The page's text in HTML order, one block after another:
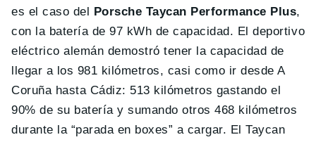
es el caso del Porsche Taycan Performance Plus,
con la batería de 97 kWh de capacidad. El deportivo
eléctrico alemán demostró tener la capacidad de
llegar a los 981 kilómetros, casi como ir desde A
Coruña hasta Cádiz: 513 kilómetros gastando el
90% de su batería y sumando otros 468 kilómetros
durante la “parada en boxes” a cargar. El Taycan